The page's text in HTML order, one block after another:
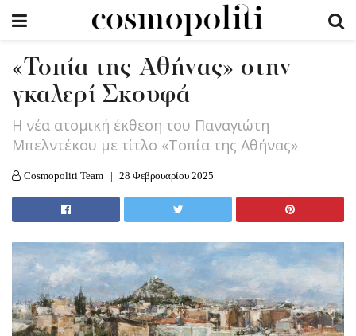
«Τοπία της Αθήνας» στην
γκαλερί Σκουφά
Η νέα ατομική έκθεση του Παναγιώτη
Μπελντέκου με τίτλο «Τοπία της Αθήνας»
Cosmopoliti Team 28 Φεβρουαρίου 2025